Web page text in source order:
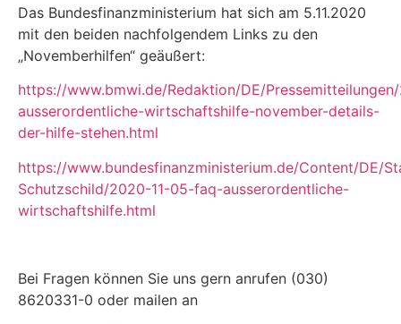
Das Bundesfinanzministerium hat sich am 5.11.2020
mit den beiden nachfolgendem Links zu den
„Novemberhilfen“ geäußert:
https://www.bmwi.de/Redaktion/DE/
ausserordentliche-wirtschaftshilfe-november-details-
der-hilfe-stehen.html
https://www.bundesfinanzministerium.de/Content/DE/
Schutzschild/2020-11-05-faq-ausserordentliche-
wirtschaftshilfe.html
Bei Fragen können Sie uns gern anrufen (030)
8620331-0 oder mailen an